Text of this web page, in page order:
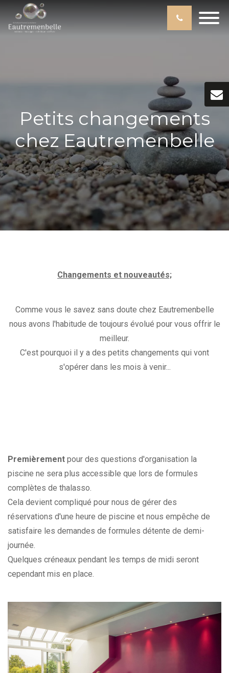
Petits changements
chez Eautremenbelle
Changements et nouveautés;
Comme vous le savez sans doute chez Eautremenbelle
nous avons l'habitude de toujours évolué pour vous offrir le
meilleur.
C'est pourquoi il y a des petits changements qui vont
s'opérer dans les mois à venir...
Premièrement pour des questions d'organisation la
piscine ne sera plus accessible que lors de formules
complètes de thalasso.
Cela devient compliqué pour nous de gérer des
réservations d'une heure de piscine et nous empêche de
satisfaire les demandes de formules détente de demi-
journée.
Quelques créneaux pendant les temps de midi seront
cependant mis en place.